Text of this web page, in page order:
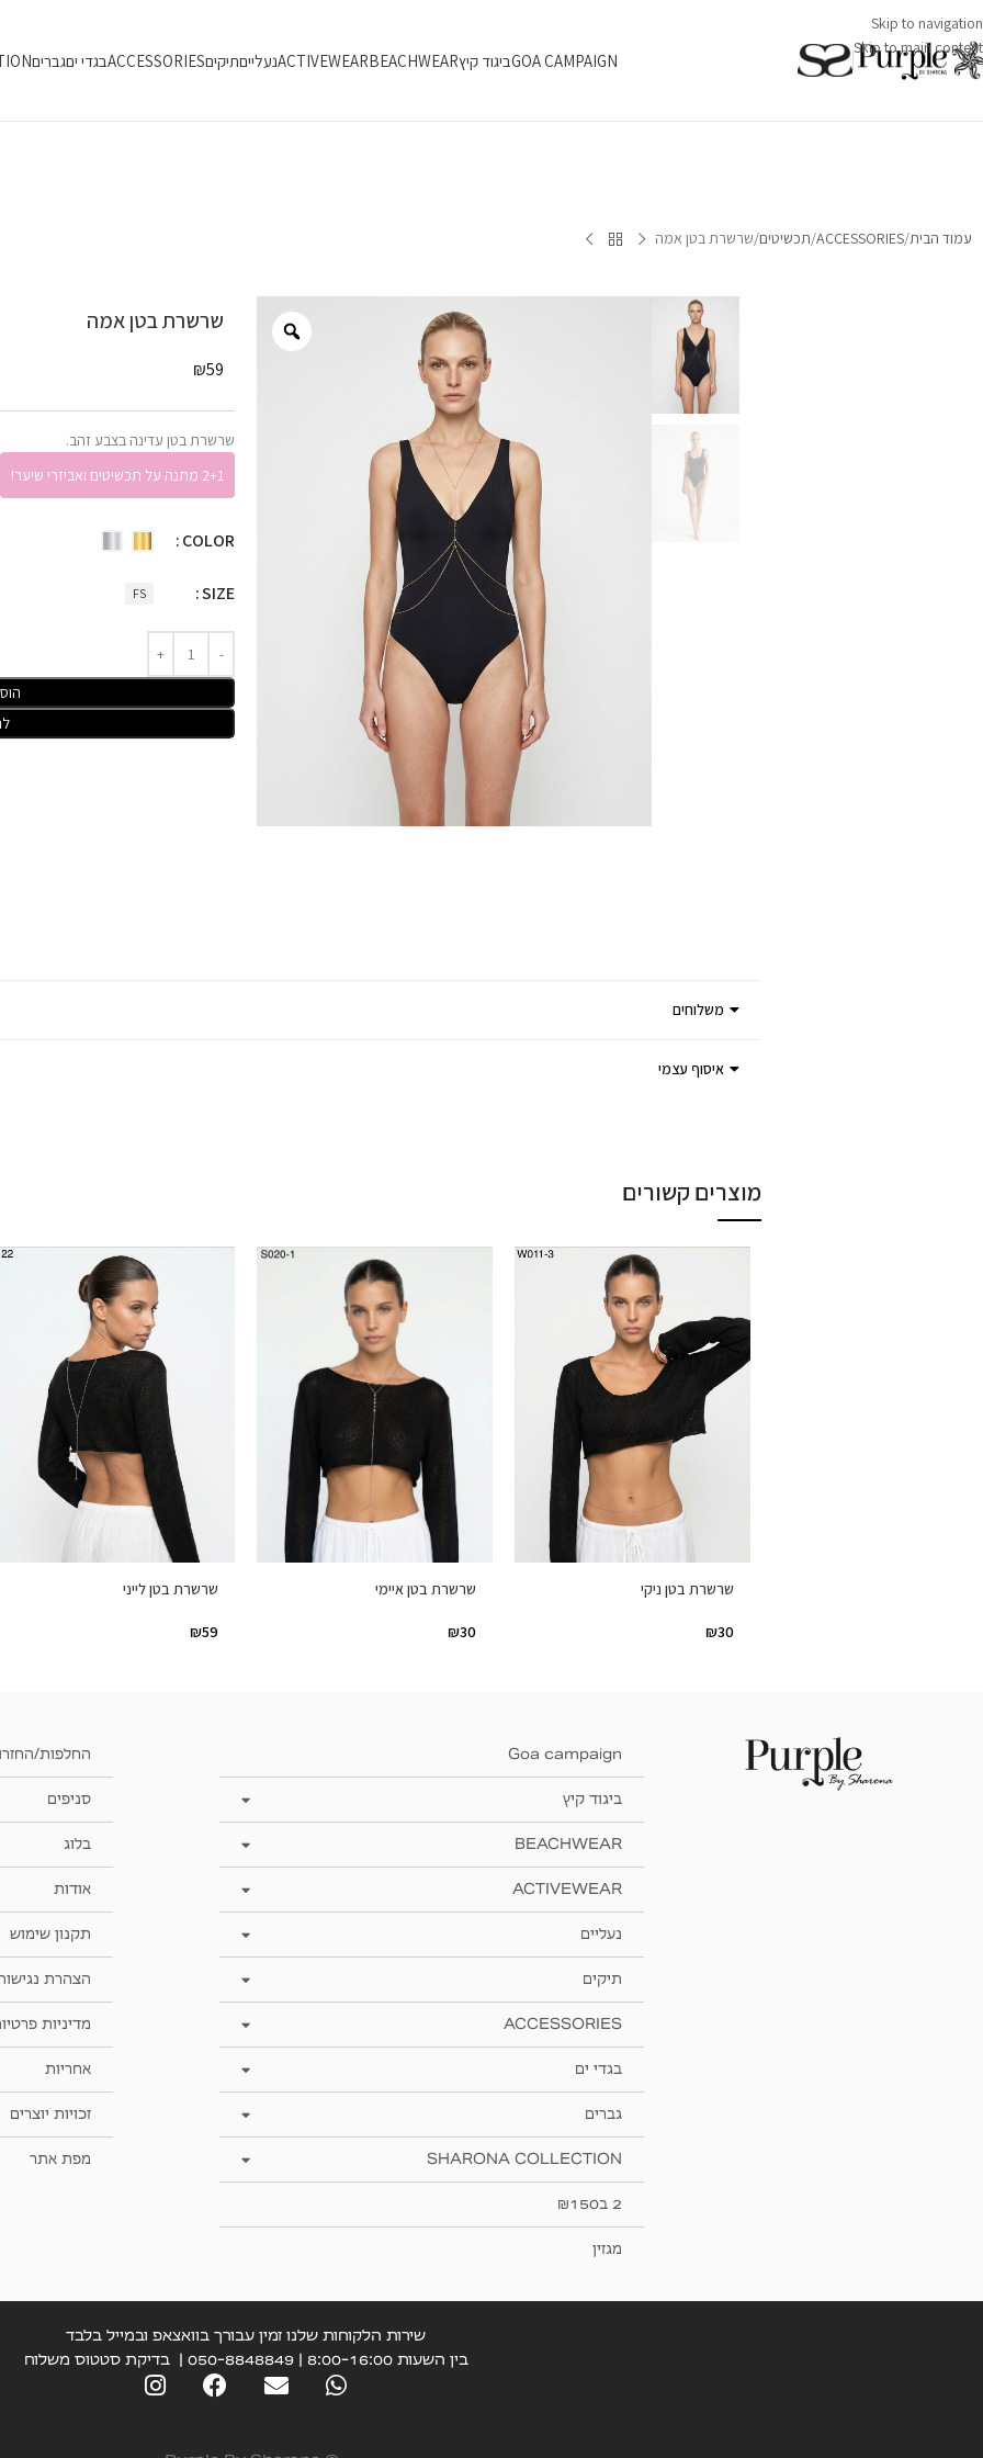
Skip to navigation
Skip to main content
GOA CAMPAIGNביגוד קיץBEACHWEAR
ACTIVEWEARנעלייםתיקיםACCESSORIESבגדי יםגברים
עמוד הבית ACCESSORIES תכשיטים שרשרת בטן אמה
שרשרת בטן אמה
₪59
שרשרת בטן עדינה בצבע זהב.
2+1 מתנה על תכשיטים ואביזרי שיער!
COLOR
SIZE
FS
משלוחים
איסוף עצמי
מוצרים קשורים
שרשרת בטן ניקי
₪30
שרשרת בטן איימי
₪30
שרשרת בטן לייני
₪59
Goa campaign
ביגוד קיץ
BEACHWEAR
ACTIVEWEAR
נעליים
תיקים
ACCESSORIES
בגדי ים
גברים
SHARONA COLLECTION
2 ב₪150
מגזין
החלפות/
סניפים
בלוג
אודות
תקנון שימוש
הצהרת
מדיניות
אחריות
זכויות יוצרים
מפת אתר
שירות הלקוחות שלנו זמין עבורך בוואצאפ ובמייל בלבד
בין השעות 8:00-16:00 | 050-8848849 |
בדיקת סטטוס משלוח